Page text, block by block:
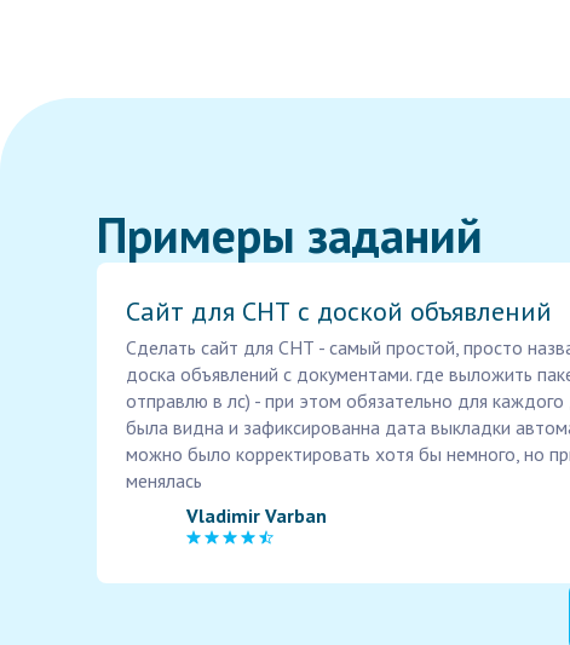
Примеры заданий
Сайт для СНТ с доской объявлений
Сделать сайт для СНТ - самый простой, просто
доска объявлений с документами. где выложить
отправлю в лс) - при этом обязательно для
была видна и зафиксированна дата выкладки
можно было корректировать хотя бы немного, но
менялась
Vladimir Varban